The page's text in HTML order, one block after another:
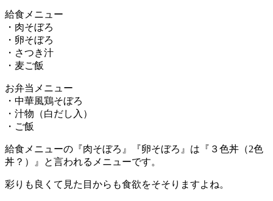
給食メニュー
・肉そぼろ
・卵そぼろ
・さつき汁
・麦ご飯
お弁当メニュー
・中華風鶏そぼろ
・汁物（白だし入）
・ご飯
給食メニューの『肉そぼろ』『卵そぼろ』は『３色丼（2色
丼？）』と言われるメニューです。
彩りも良くて見た目からも食欲をそそりますよね。